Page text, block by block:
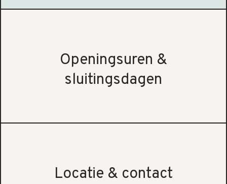
Openingsuren &
sluitingsdagen
Locatie & contact